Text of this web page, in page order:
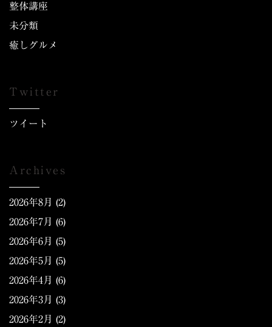
整体講座
未分類
癒しグルメ
Twitter
ツイート
Archives
2026年8月 (2)
2026年7月 (6)
2026年6月 (5)
2026年5月 (5)
2026年4月 (6)
2026年3月 (3)
2026年2月 (2)